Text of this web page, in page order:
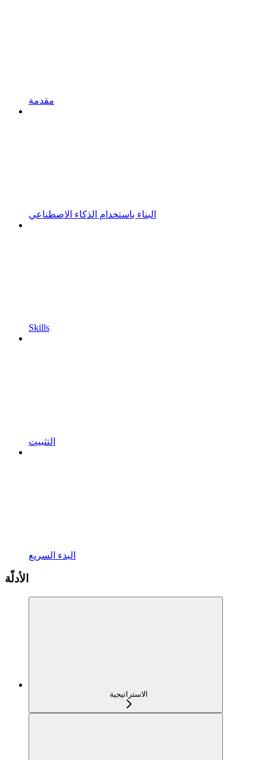
مقدمة
البناء باستخدام الذكاء الاصطناعي
Skills
التثبيت
البدء السريع
الأدلّة
الاستراتيجية